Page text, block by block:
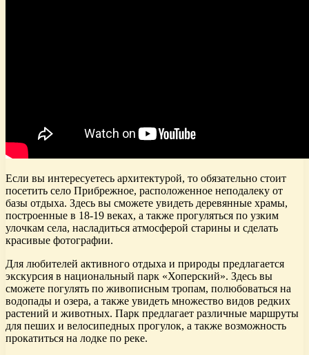
Если вы интересуетесь архитектурой, то обязательно стоит
посетить село Прибрежное, расположенное неподалеку от
базы отдыха. Здесь вы сможете увидеть деревянные храмы,
построенные в 18-19 веках, а также прогуляться по узким
улочкам села, насладиться атмосферой старины и сделать
красивые фотографии.
Для любителей активного отдыха и природы предлагается
экскурсия в национальный парк «Хоперский». Здесь вы
сможете погулять по живописным тропам, полюбоваться на
водопады и озера, а также увидеть множество видов редких
растений и животных. Парк предлагает различные маршруты
для пеших и велосипедных прогулок, а также возможность
прокатиться на лодке по реке.